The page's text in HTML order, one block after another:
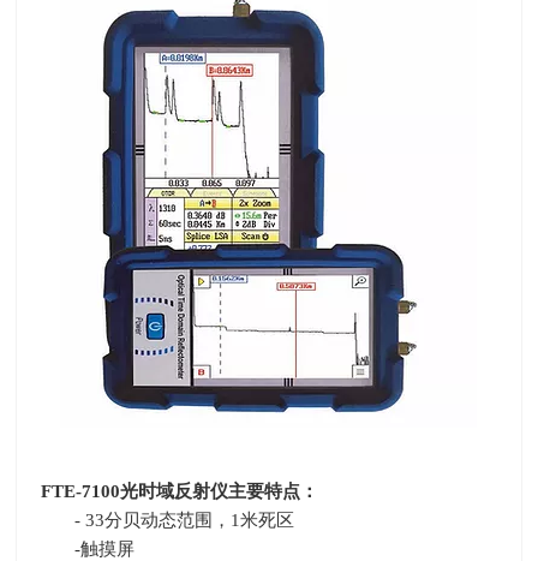
FTE-7100光时域反射仪主要特点：
- 33分贝动态范围， 1米死区
-触摸屏